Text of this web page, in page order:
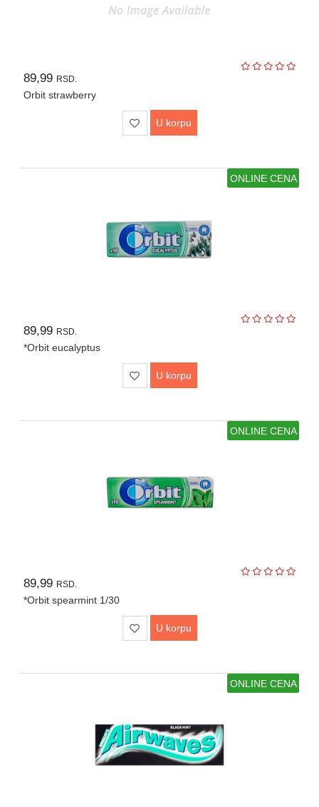
89,99 RSD.
Orbit strawberry
U korpu
ONLINE CENA
89,99 RSD.
*Orbit eucalyptus
U korpu
ONLINE CENA
89,99 RSD.
*Orbit spearmint 1/30
U korpu
ONLINE CENA